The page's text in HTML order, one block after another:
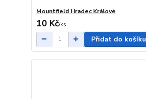
Mountfield Hradec Králové
10 Kč/ks
Přidat do košíku